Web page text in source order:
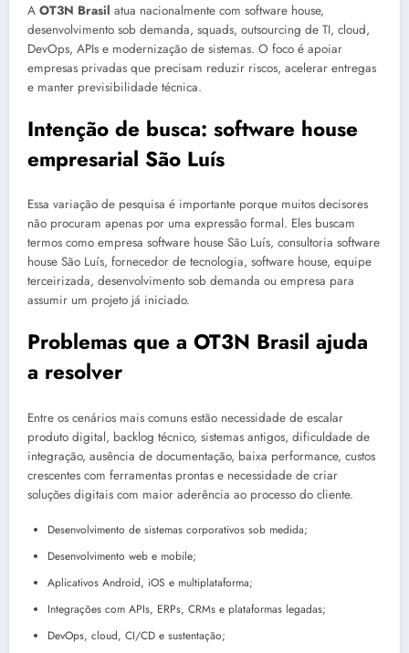
A OT3N Brasil atua nacionalmente com software house,
desenvolvimento sob demanda, squads, outsourcing de TI, cloud,
DevOps, APIs e modernização de sistemas. O foco é apoiar
empresas privadas que precisam reduzir riscos, acelerar entregas
e manter previsibilidade técnica.
Intenção de busca: software house
empresarial São Luís
Essa variação de pesquisa é importante porque muitos decisores
não procuram apenas por uma expressão formal. Eles buscam
termos como empresa software house São Luís, consultoria software
house São Luís, fornecedor de tecnologia, software house, equipe
terceirizada, desenvolvimento sob demanda ou empresa para
assumir um projeto já iniciado.
Problemas que a OT3N Brasil ajuda
a resolver
Entre os cenários mais comuns estão necessidade de escalar
produto digital, backlog técnico, sistemas antigos, dificuldade de
integração, ausência de documentação, baixa performance, custos
crescentes com ferramentas prontas e necessidade de criar
soluções digitais com maior aderência ao processo do cliente.
Desenvolvimento de sistemas corporativos sob medida;
Desenvolvimento web e mobile;
Aplicativos Android, iOS e multiplataforma;
Integrações com APIs, ERPs, CRMs e plataformas legadas;
DevOps, cloud, CI/CD e sustentação;